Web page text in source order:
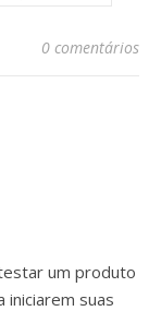
0 comentários
um produto
iniciarem suas